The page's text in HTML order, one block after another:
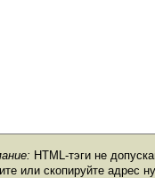
HTML-тэги не
или скопируйте адрес